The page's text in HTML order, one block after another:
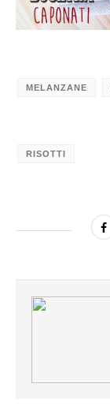
MELANZANE
RISOTTI